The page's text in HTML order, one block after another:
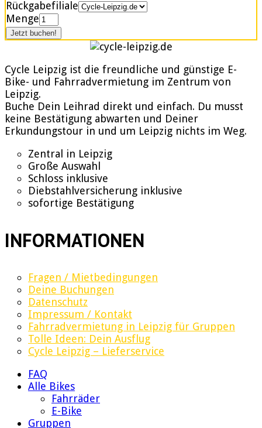
Rückgabefiliale
Menge
Cycle Leipzig ist die freundliche und günstige E-
Bike- und Fahrradvermietung im Zentrum von
Leipzig.
Buche Dein Leihrad direkt und einfach. Du musst
keine Bestätigung abwarten und Deiner
Erkundungstour in und um Leipzig nichts im Weg.
Zentral in Leipzig
Große Auswahl
Schloss inklusive
Diebstahlversicherung inklusive
sofortige Bestätigung
INFORMATIONEN
Fragen / Mietbedingungen
Deine Buchungen
Datenschutz
Impressum / Kontakt
Fahrradvermietung in Leipzig für Gruppen
Tolle Ideen: Dein Ausflug
Cycle Leipzig – Lieferservice
FAQ
Alle Bikes
Fahrräder
E-Bike
Gruppen